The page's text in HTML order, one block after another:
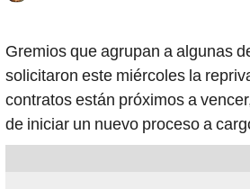
Gremios que agrupan a algunas
solicitaron este miércoles la
contratos están próximos a
de iniciar un nuevo proceso a